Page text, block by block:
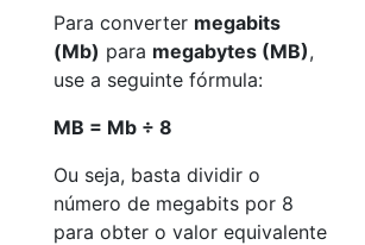
Para converter megabits
(Mb) para megabytes (MB),
use a seguinte fórmula:
MB = Mb ÷ 8
Ou seja, basta dividir o
número de megabits por 8
para obter o valor equivalente